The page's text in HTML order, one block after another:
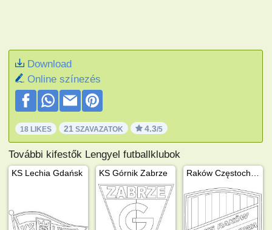
Download
Online színezés
18 LIKES 21 SZAVAZATOK 4.3/5
További kifestők Lengyel futballklubok
KS Lechia Gdańsk KS Górnik Zabrze